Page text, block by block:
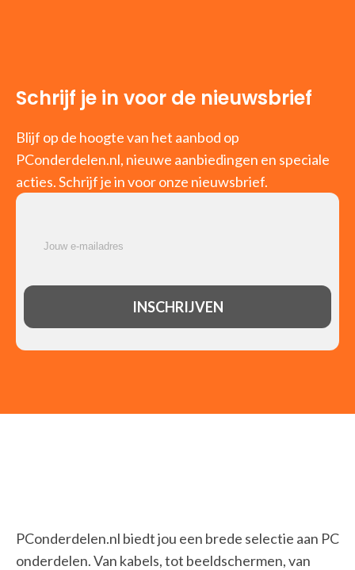
Schrijf je in voor de nieuwsbrief
Blijf op de hoogte van het aanbod op
PConderdelen.nl, nieuwe aanbiedingen en speciale
acties. Schrijf je in voor onze nieuwsbrief.
PConderdelen.nl biedt jou een brede selectie aan PC
onderdelen. Van kabels, tot beeldschermen, van